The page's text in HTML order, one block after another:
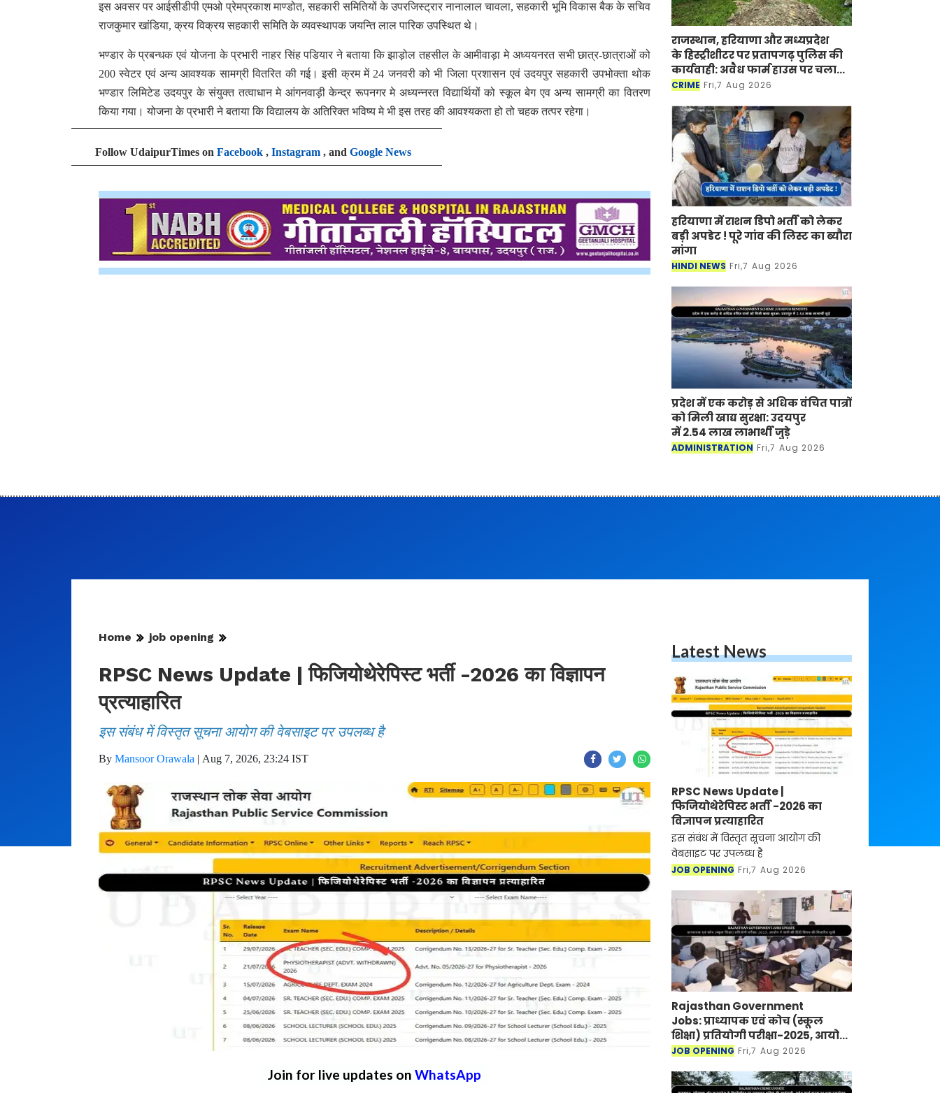
इस अवसर पर आईसीडीपी एमओ प्रेमप्रकाश माण्डोत,सहकारी समितियों के उपरजिस्ट्रार नानालाल चावला,सहकारी भूमि विकास बैक के सचिव
राजकुमार खांडिया,क्रय विक्रय सहकारी समिति के व्यवस्थापक जयन्ति लाल पारिक उपस्थित थे।
भण्डार के प्रबन्धक एवं योजना के प्रभारी नाहर सिंह पडियार ने बताया कि झाड़ोल तहसील के आमीवाड़ा मे अध्ययनरत सभी छात्र-छात्राओं को
200 स्वेटर एवं अन्य आवश्यक सामग्री वितरित की गई। इसी क्रम में 24 जनवरी को भी जिला प्रशासन एवं उदयपुर सहकारी उपभोक्ता थोक
भण्डार लिमिटेड उदयपुर के संयुक्त तत्वाधान मे आंगनवाड़ी केन्द्र रूपनगर मे अध्यन्नरत विद्यार्थियों को स्कूल बेग एव अन्य सामग्री का वितरण
किया गया। योजना के प्रभारी ने बताया कि विद्यालय के अतिरिक्त भविष्य मे भी इस तरह की आवश्यकता हो तो चहक तत्पर रहेगा।
Follow UdaipurTimes on Facebook , Instagram , and Google News
राजस्थान, हरियाणा और मध्यप्रदेश
के हिस्ट्रीशीटर पर प्रतापगढ़ पुलिस की
कार्यवाही: अवैध फार्म हाउस पर चला
बुलडोजर
CRIME Fri,7 Aug 2026
हरियाणा में राशन डिपो भर्ती को लेकर
बड़ी अपडेट ! पूरे गांव की लिस्ट का ब्यौरा
मांगा
HINDI NEWS Fri,7 Aug 2026
प्रदेश में एक करोड़ से अधिक वंचित पात्रों
को मिली खाद्य सुरक्षा: उदयपुर
में 2.54 लाख लाभार्थी जुड़े
ADMINISTRATION Fri,7 Aug 2026
Home job opening
RPSC News Update | फिजियोथेरेपिस्ट भर्ती -2026 का विज्ञापन
प्रत्याहारित
इस संबंध में विस्तृत सूचना आयोग की वेबसाइट पर उपलब्ध है
By Mansoor Orawala | Aug 7, 2026, 23:24 IST
Join for live updates on WhatsApp
Latest News
RPSC News Update |
फिजियोथेरेपिस्ट भर्ती -2026 का
विज्ञापन प्रत्याहारित
इस संबंध में विस्तृत सूचना आयोग की
वेबसाइट पर उपलब्ध है
JOB OPENING Fri,7 Aug 2026
Rajasthan Government
Jobs: प्राध्यापक एवं कोच (स्कूल
शिक्षा) प्रतियोगी परीक्षा-2025, आयोग
ने जारी की हिंदी विषय की विचारित
JOB OPENING Fri,7 Aug 2026